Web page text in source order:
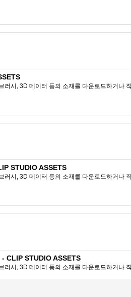
러시, 3D 데이터 등의 소재를 다운로드하거나
STUDIO ASSETS
러시, 3D 데이터 등의 소재를 다운로드하거나
CLIP STUDIO ASSETS
러시, 3D 데이터 등의 소재를 다운로드하거나